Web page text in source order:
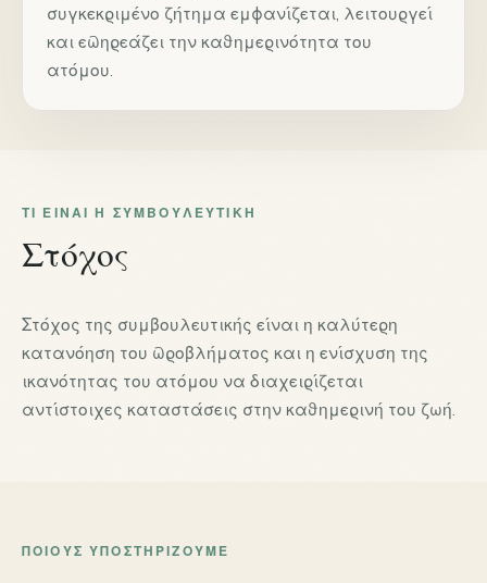
συγκεκριμένο ζήτημα εμφανίζεται, λειτουργεί
και επηρεάζει την καθημερινότητα του
ατόμου.
ΤΙ ΕΊΝΑΙ Η ΣΥΜΒΟΥΛΕΥΤΙΚΉ
Στόχος
Στόχος της συμβουλευτικής είναι η καλύτερη
κατανόηση του προβλήματος και η ενίσχυση της
ικανότητας του ατόμου να διαχειρίζεται
αντίστοιχες καταστάσεις στην καθημερινή του ζωή.
ΠΟΙΟΥΣ ΥΠΟΣΤΗΡΊΖΟΥΜΕ